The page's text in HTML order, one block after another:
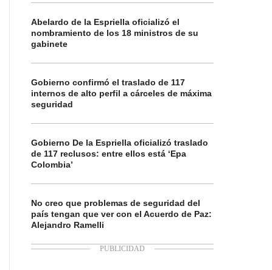
Abelardo de la Espriella oficializó el
nombramiento de los 18 ministros de su
gabinete
Gobierno confirmó el traslado de 117
internos de alto perfil a cárceles de máxima
seguridad
Gobierno De la Espriella oficializó traslado
de 117 reclusos: entre ellos está ‘Epa
Colombia’
No creo que problemas de seguridad del
país tengan que ver con el Acuerdo de Paz:
Alejandro Ramelli